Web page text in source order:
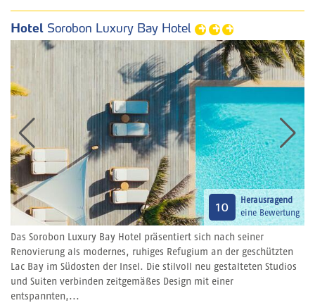
Hotel Sorobon Luxury Bay Hotel
10
Herausragend
eine Bewertung
Das Sorobon Luxury Bay Hotel präsentiert sich nach seiner
Renovierung als modernes, ruhiges Refugium an der geschützten
Lac Bay im Südosten der Insel. Die stilvoll neu gestalteten Studios
und Suiten verbinden zeitgemäßes Design mit einer
entspannten,...